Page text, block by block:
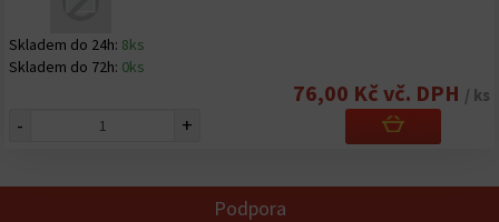
Skladem do 24h: 8ks
Skladem do 72h: 0ks
76,00 Kč vč. DPH / ks
- +
Podpora